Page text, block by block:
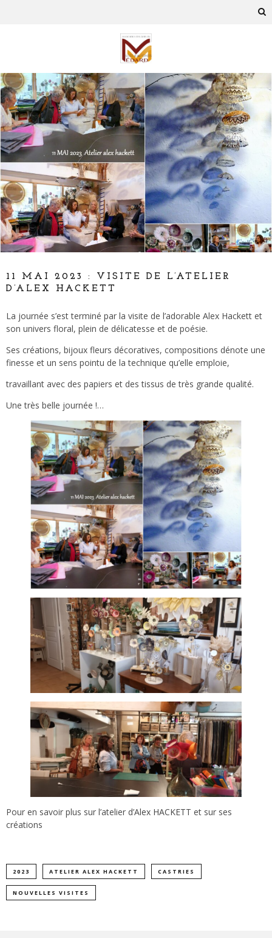
11 MAI 2023 : VISITE DE L’ATELIER
D’ALEX HACKETT
La journée s’est terminé par la visite de l’adorable Alex Hackett et
son univers floral, plein de délicatesse et de poésie.
Ses créations, bijoux fleurs décoratives, compositions dénote une
finesse et un sens pointu de la technique qu’elle emploie,
travaillant avec des papiers et des tissus de très grande qualité.
Une très belle journée !…
Pour en savoir plus sur l’atelier d’Alex HACKETT et sur ses
créations
2023 ATELIER ALEX HACKETT CASTRIES
NOUVELLES VISITES